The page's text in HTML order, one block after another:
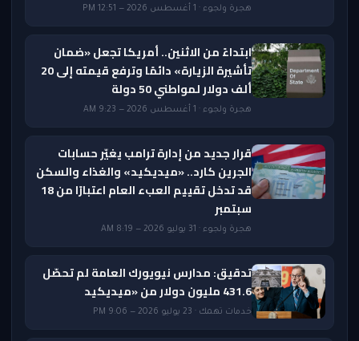
هجرة ولجوء · 1 أغسطس 2026 — 12:51 PM
ابتداءً من الاثنين.. أمريكا تجعل «ضمان
تأشيرة الزيارة» دائمًا وترفع قيمته إلى 20
ألف دولار لمواطني 50 دولة
هجرة ولجوء · 1 أغسطس 2026 — 9:23 AM
قرار جديد من إدارة ترامب يغيّر حسابات
الجرين كارد.. «ميديكيد» والغذاء والسكن
قد تدخل تقييم العبء العام اعتبارًا من 18
سبتمبر
هجرة ولجوء · 31 يوليو 2026 — 8:19 AM
تدقيق: مدارس نيويورك العامة لم تحصّل
431.6 مليون دولار من «ميديكيد
خدمات تهمك · 23 يوليو 2026 — 9:06 PM